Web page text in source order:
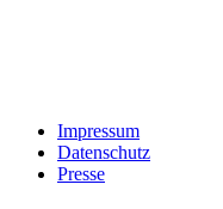
Impressum
Datenschutz
Presse